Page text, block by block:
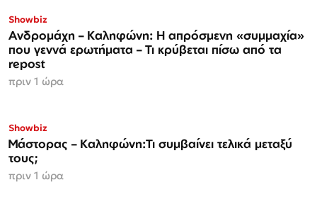
Showbiz
Ανδρομάχη – Καληφώνη: Η απρόσμενη «συμμαχία»
που γεννά ερωτήματα – Τι κρύβεται πίσω από τα
repost
πριν 1 ώρα
Showbiz
Μάστορας – Καληφώνη:Τι συμβαίνει τελικά μεταξύ
τους;
πριν 1 ώρα